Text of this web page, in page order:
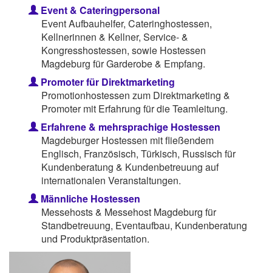
Event & Cateringpersonal
Event Aufbauhelfer, Cateringhostessen,
Kellnerinnen & Kellner, Service- &
Kongresshostessen, sowie Hostessen
Magdeburg für Garderobe & Empfang.
Promoter für Direktmarketing
Promotionhostessen zum Direktmarketing &
Promoter mit Erfahrung für die Teamleitung.
Erfahrene & mehrsprachige Hostessen
Magdeburger Hostessen mit fließendem
Englisch, Französisch, Türkisch, Russisch für
Kundenberatung & Kundenbetreuung auf
internationalen Veranstaltungen.
Männliche Hostessen
Messehosts & Messehost Magdeburg für
Standbetreuung, Eventaufbau, Kundenberatung
und Produktpräsentation.